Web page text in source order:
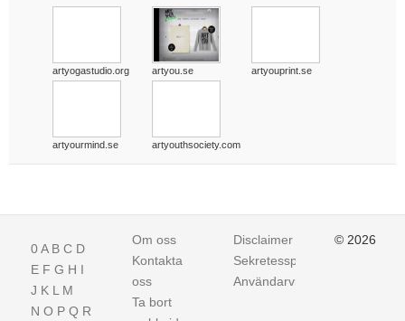
artyogastudio.org artyou.se artyouprint.se
artyourmind.se artyouthsociety.com
0A B C D
E F G H I
J K L M
N O P Q R
Om oss
Kontakta
oss
Ta bort
Disclaimer
Sekretesspolicy
Användarvillkor
© 2026